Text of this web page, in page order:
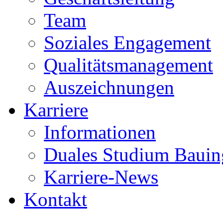
Team
Soziales Engagement
Qualitätsmanagement
Auszeichnungen
Karriere
Informationen
Duales Studium
Karriere-News
Kontakt